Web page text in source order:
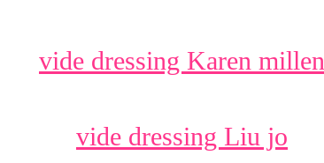
vide dressing Karen millen
vide dressing Liu jo